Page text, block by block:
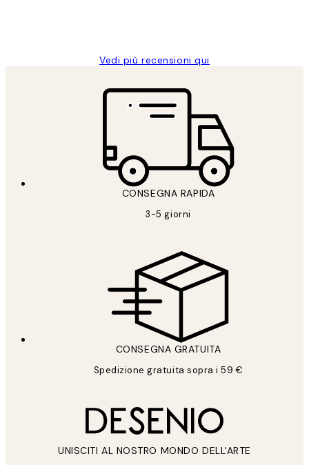
Vedi più recensioni qui
CONSEGNA RAPIDA
3-5 giorni
CONSEGNA GRATUITA
Spedizione gratuita sopra i 59 €
UNISCITI AL NOSTRO MONDO DELL'ARTE